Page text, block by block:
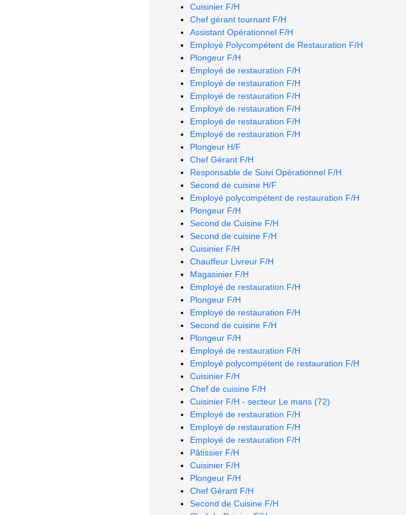
Cuisinier F/H
Chef gérant tournant F/H
Assistant Opérationnel F/H
Employé Polycompétent de Restauration F/H
Plongeur F/H
Employé de restauration F/H
Employé de restauration F/H
Employé de restauration F/H
Employé de restauration F/H
Employé de restauration F/H
Employé de restauration F/H
Plongeur H/F
Chef Gérant F/H
Responsable de Suivi Opérationnel F/H
Second de cuisine H/F
Employé polycompétent de restauration F/H
Plongeur F/H
Second de Cuisine F/H
Second de cuisine F/H
Cuisinier F/H
Chauffeur Livreur F/H
Magasinier F/H
Employé de restauration F/H
Plongeur F/H
Employé de restauration F/H
Second de cuisine F/H
Plongeur F/H
Employé de restauration F/H
Employé polycompétent de restauration F/H
Cuisinier F/H
Chef de cuisine F/H
Cuisinier F/H - secteur Le mans (72)
Employé de restauration F/H
Employé de restauration F/H
Employé de restauration F/H
Pâtissier F/H
Cuisinier F/H
Plongeur F/H
Chef Gérant F/H
Second de Cuisine F/H